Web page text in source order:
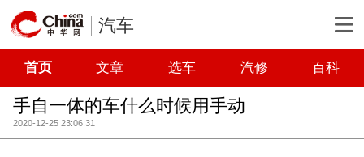
汽车
首页 文章 选车 汽修 百科
手自一体的车什么时候用手动
2020-12-25 23:06:31